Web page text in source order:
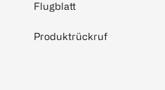
Flugblatt
Produktrückruf